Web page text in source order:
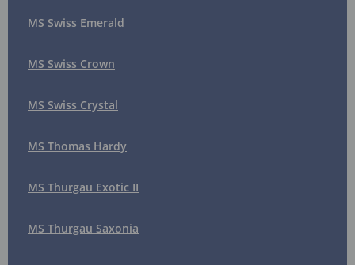
MS Swiss Emerald
MS Swiss Crown
MS Swiss Crystal
MS Thomas Hardy
MS Thurgau Exotic II
MS Thurgau Saxonia